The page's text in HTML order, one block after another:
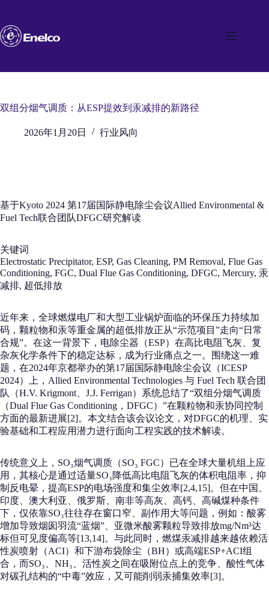
内
容
双组分烟气调质：从ESP提效到汞减排的新路径
2026年1月20日 行业风向
基于Kyoto 2024 第17届国际静电除尘会议Allied Environmental &
Fuel Tech联合团队DFGC研究解读
关键词
Electrostatic Precipitator, ESP, Gas Cleaning, PM Removal, Flue Gas
Conditioning, FGC, Dual Flue Gas Conditioning, DFGC, Mercury, 汞
减排, 超低排放
近年来，全球燃煤电厂和大型工业锅炉面临的环保压力持续加
码，颗粒物和汞等重金属的超低排放正从“示范项目”走向“日常
合规”。在这一背景下，电除尘器（ESP）在高比电阻飞灰、复
杂灰化学条件下的稳定达标，成为行业痛点之一。围绕这一难
题，在2024年京都举办的第17届国际静电除尘会议（ICESP
2024）上，Allied Environmental Technologies 与 Fuel Tech 联合团
队（H.V. Krigmont、J.J. Ferrigan）系统总结了“双组分烟气调质
（Dual Flue Gas Conditioning，DFGC）”在颗粒物和汞协同控制
方面的最新进展[2]。本文结合该会议论文，对DFGC的机理、实
验基础和工程应用潜力进行面向工程实践的技术解读。
传统意义上，SO₃烟气调质（SO₃ FGC）已在全球大量机组上应
用，其核心是通过适量SO₃降低高比电阻飞灰的体积电阻率，抑
制反电晕，提高ESP的电场强度和集尘效率[2,4,15]。但在中国、
印度、澳大利亚、俄罗斯、南非等高灰、高钙、高碱煤种条件
下，仅依靠SO₃往往存在窗口窄、副作用大等问题，例如：酸雾
增加导致烟囱羽流“蓝烟”、亚微米酸雾颗粒导致排放mg/Nm³达
标但可见度偏高等[13,14]。与此同时，燃煤汞减排越来越依赖活
性炭喷射（ACI）和下游布袋除尘（BH）或高端ESP+ACI组
合，而SO₃、NH₃、活性炭之间在吸附位点上的竞争、酸性气体
对碳孔结构的“中毒”效应，又可能削弱汞捕集效率[3]。